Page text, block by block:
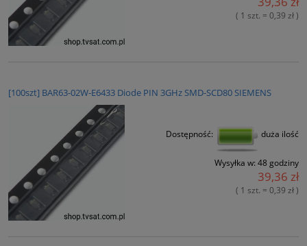
( 1 szt. = 0,39 zł )
[100szt] BAR63-02W-E6433 Diode PIN 3GHz SMD-SCD80 SIEMENS
Dostępność: duża ilość
Wysyłka w: 48 godziny
39,36 zł
( 1 szt. = 0,39 zł )